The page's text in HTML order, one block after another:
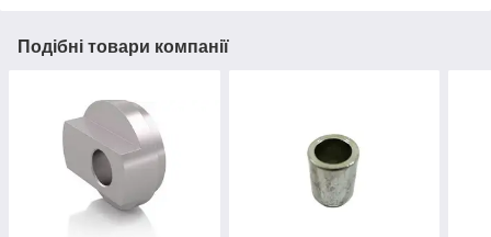
Подібні товари компанії